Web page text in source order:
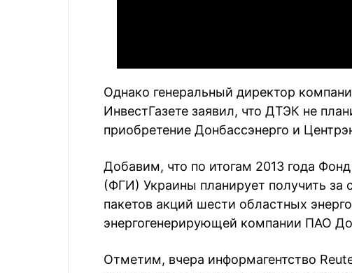
Однако генеральный директор
ИнвестГазете заявил, что ДТЭК не
приобретение Донбассэнерго и
Добавим, что по итогам 2013 года
(ФГИ) Украины планирует получить за
пакетов акций шести областных
энергогенерирующей компании ПАО
Отметим, вчера информагентство